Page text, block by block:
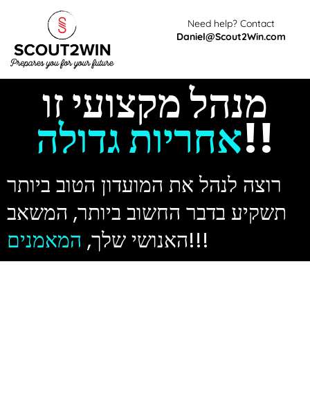
Need help? Contact
Daniel@Scout2Win.com
מנהל מקצועי זו
אחריות גדולה!!
רוצה לנהל את המועדון הטוב ביותר
תשקיע בדבר החשוב ביותר, המשאב
האנושי שלך, המאמנים !!!